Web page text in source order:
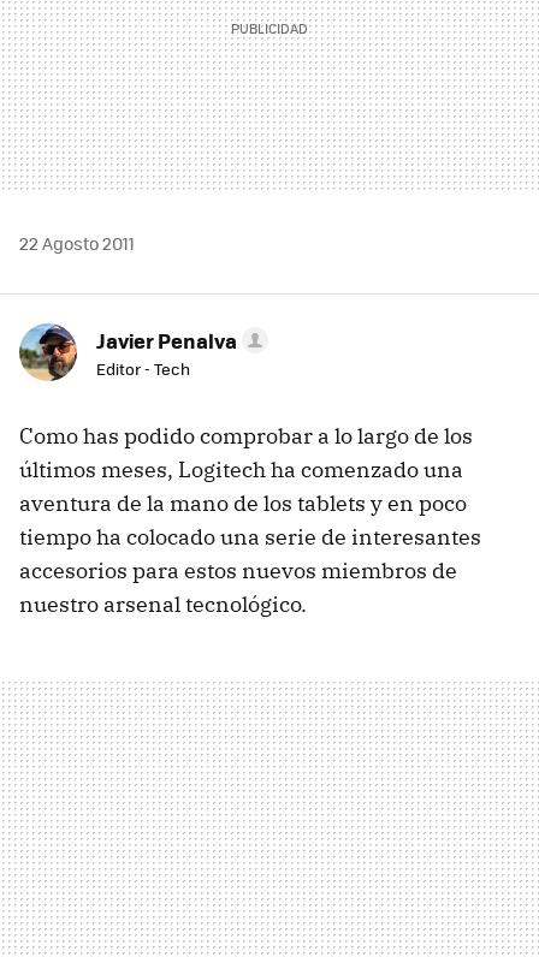
22 Agosto 2011
Javier Penalva
Editor - Tech
Como has podido comprobar a lo largo de los
últimos meses, Logitech ha comenzado una
aventura de la mano de los tablets y en poco
tiempo ha colocado una serie de interesantes
accesorios para estos nuevos miembros de
nuestro arsenal tecnológico.